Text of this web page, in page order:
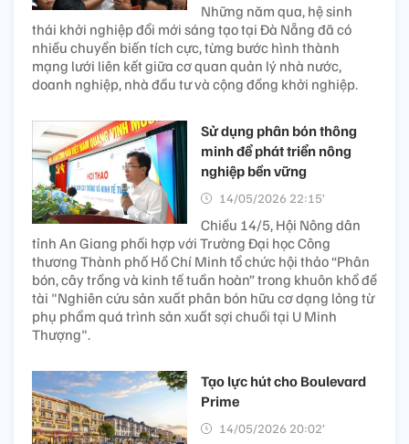
Những năm qua, hệ sinh
thái khởi nghiệp đổi mới sáng tạo tại Đà Nẵng đã có
nhiều chuyển biến tích cực, từng bước hình thành
mạng lưới liên kết giữa cơ quan quản lý nhà nước,
doanh nghiệp, nhà đầu tư và cộng đồng khởi nghiệp.
Sử dụng phân bón thông
minh để phát triển nông
nghiệp bền vững
14/05/2026 22:15’
Chiều 14/5, Hội Nông dân
tỉnh An Giang phối hợp với Trường Đại học Công
thương Thành phố Hồ Chí Minh tổ chức hội thảo “Phân
bón, cây trồng và kinh tế tuần hoàn” trong khuôn khổ đề
tài "Nghiên cứu sản xuất phân bón hữu cơ dạng lỏng từ
phụ phẩm quá trình sản xuất sợi chuối tại U Minh
Thượng".
Tạo lực hút cho Boulevard
Prime
14/05/2026 20:02’